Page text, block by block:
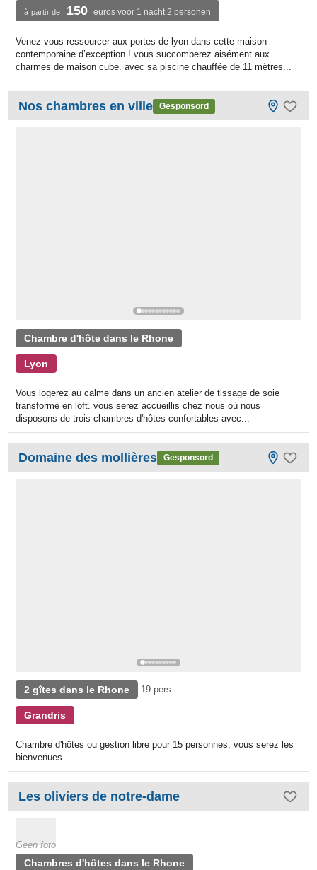
à partir de 150 euros voor 1 nacht 2 personen
Venez vous ressourcer aux portes de lyon dans cette maison
contemporaine d’exception ! vous succomberez aisément aux
charmes de maison cube. avec sa piscine chauffée de 11 mètres...
Nos chambres en ville Gesponsord
Chambre d'hôte dans le Rhone
Lyon
Vous logerez au calme dans un ancien atelier de tissage de soie
transformé en loft. vous serez accueillis chez nous où nous
disposons de trois chambres d'hôtes confortables avec...
Domaine des mollières Gesponsord
2 gîtes dans le Rhone 19 pers.
Grandris
Chambre d'hôtes ou gestion libre pour 15 personnes, vous serez les
bienvenues
Les oliviers de notre-dame
Geen foto
Chambres d'hôtes dans le Rhone